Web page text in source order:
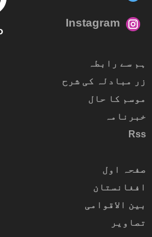
Instagram
ہم سے رابطہ
زر مبادلہ کی شرح
موسم کا حال
خبرنامہ
Rss
صفحہ اول
افغانستان
بین الاقوامی
تصاویر